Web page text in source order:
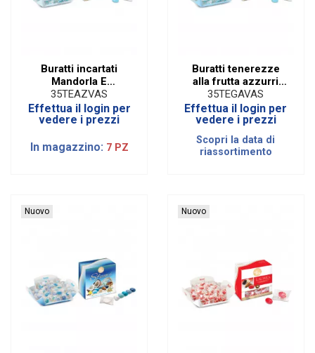
Buratti incartati
Mandorla E
Cioccolato Celeste
(500 gr)
35TEAZVAS
Effettua il login per
vedere i prezzi
In magazzino: 7 PZ
Buratti tenerezze
alla frutta azzurri
incartati (500 gr)
35TEGAVAS
Effettua il login per
vedere i prezzi
Scopri la data di
riassortimento
Nuovo Nuovo